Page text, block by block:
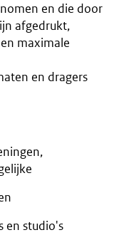
en die door
afgedrukt,
maximale
en dragers
en studio's